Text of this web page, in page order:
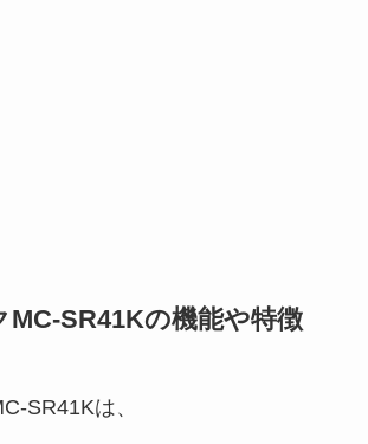
SR41Kの機能や特徴
SR41Kは、